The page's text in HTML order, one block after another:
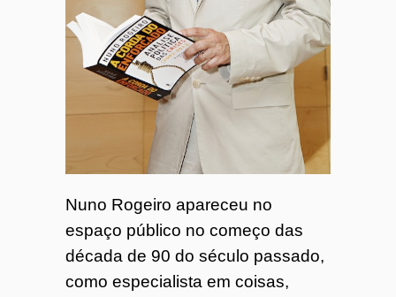
4
Nuno Rogeiro apareceu no
espaço público no começo das
década de 90 do século passado,
como especialista em coisas,